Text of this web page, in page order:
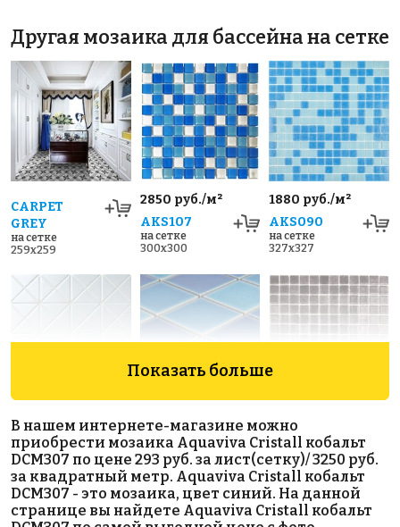
Другая мозаика для бассейна на сетке
CARPET
GREY
на сетке
259x259
2850 руб./м²
AKS107
на сетке
300x300
1880 руб./м²
AKS090
на сетке
327x327
BLUE
на сетке
259x259
Crackle Blue
Mixed
Glossy 48х48
на сетке
306x306
509 Antid.
на сетке
317x317
Показать больше
В нашем интернете-магазине можно
приобрести мозаика Aquaviva Сristall кобальт
DCM307 по цене 293 руб. за лист(сетку)/ 3250 руб.
за квадратный метр. Aquaviva Сristall кобальт
DCM307 - это мозаика, цвет синий. На данной
странице вы найдете Aquaviva Сristall кобальт